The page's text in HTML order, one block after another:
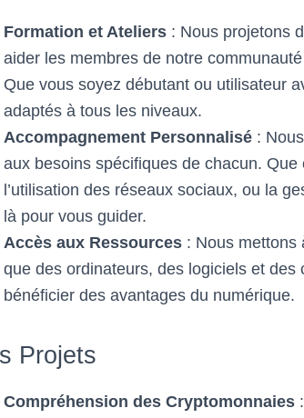
Formation et Ateliers : Nous projetons
aider les membres de notre
Que vous soyez débutant ou utilisateur
adaptés à tous les niveaux.
Accompagnement Personnalisé :
aux besoins spécifiques de chacun.
l’utilisation des réseaux sociaux, ou la
là pour vous guider.
Accès aux Ressources : Nous mettons
que des ordinateurs, des logiciels et
bénéficier des avantages du numérique.
Projets
Compréhension des Cryptomonnaies